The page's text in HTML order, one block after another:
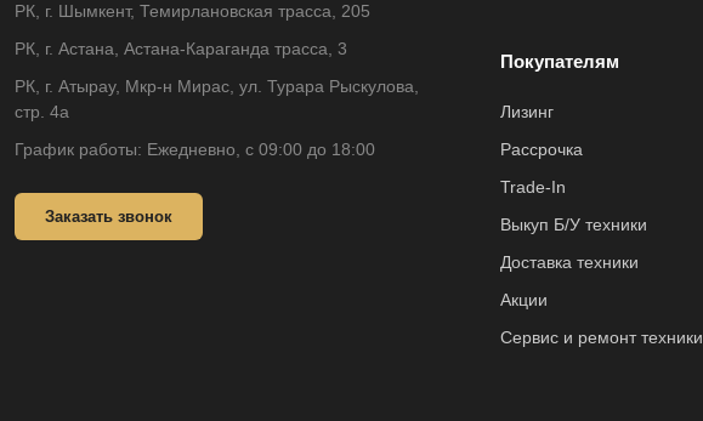
РК, г. Шымкент, Темирлановская трасса, 205
РК, г. Астана, Астана-Караганда трасса, 3
РК, г. Атырау, Мкр-н Мирас, ул. Турара Рыскулова,
стр. 4а
График работы: Ежедневно, с 09:00 до 18:00
Заказать звонок
Покупателям
Лизинг
Рассрочка
Trade-In
Выкуп Б/У техники
Доставка техники
Акции
Сервис и ремонт техники